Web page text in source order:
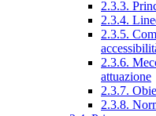
2.3.3.
2.3.4.
2.3.5.
2.3.6.
attuazione
2.3.7.
2.3.8.